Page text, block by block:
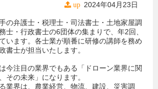
up 2024年04月23日
の弁護士・税理士・司法書士・土地家屋調
士・行政書士の6団体の集まりで、年2回、
います。各士業が順番に研修の講師を務め
書士が担当いたします。
今注目の業界でもある「ドローン業界に関
その未来」になります。
業界は、農業経営、物流、建設、災害調